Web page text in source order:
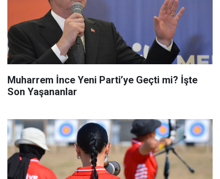
Muharrem İnce Yeni Parti’ye Geçti mi? İşte
Son Yaşananlar